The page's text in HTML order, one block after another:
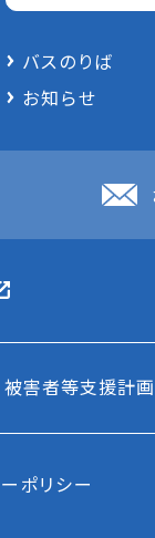
バスのりば
お知らせ
被害者等支援計
ポリシー